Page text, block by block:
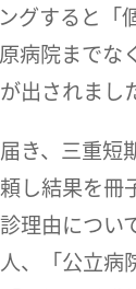
グすると「
病院までな
出されまし
き、三重短
し結果を冊
理由につい
、「公立病